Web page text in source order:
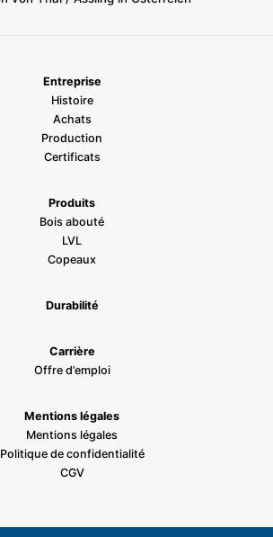
Entreprise
Histoire
Achats
Production
Certificats
Produits
Bois abouté
LVL
Copeaux
Durabilité
Carrière
Offre d’emploi
Mentions légales
Mentions légales
Politique de confidentialité
CGV